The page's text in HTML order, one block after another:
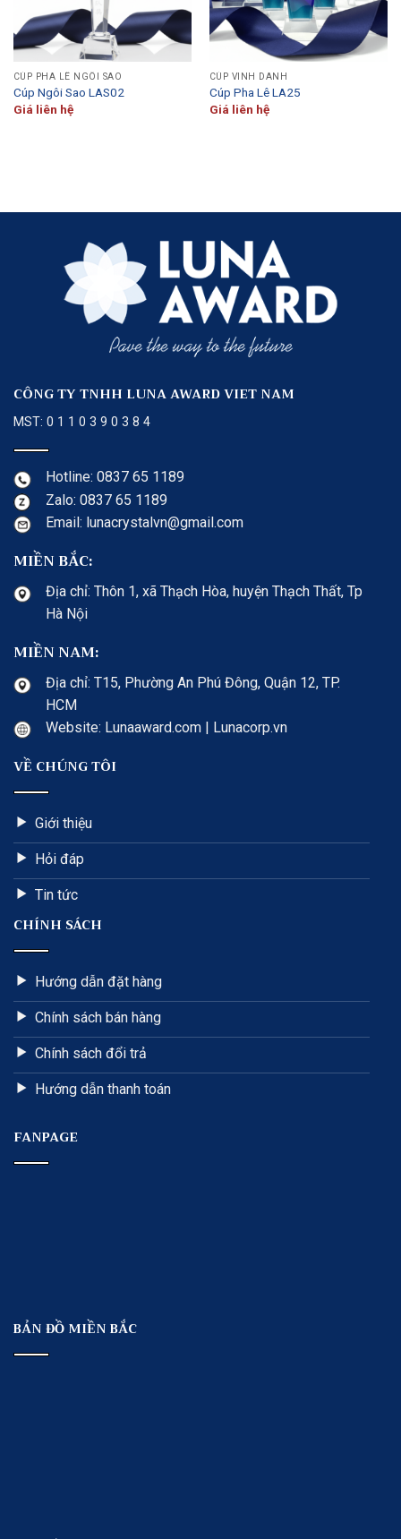
CÚP PHA LÊ NGÔI SAO
Cúp Ngôi Sao LAS02
Giá liên hệ
CÚP VINH DANH
Cúp Pha Lê LA25
Giá liên hệ
CÔNG TY TNHH LUNA AWARD VIET NAM
MST: 0 1 1 0 3 9 0 3 8 4
Hotline: 0837 65 1189
Zalo: 0837 65 1189
Email: lunacrystalvn@gmail.com
MIỀN BẮC:
Địa chỉ: Thôn 1, xã Thạch Hòa, huyện Thạch Thất, Tp
Hà Nội
MIỀN NAM:
Địa chỉ: T15, Phường An Phú Đông, Quận 12, TP.
HCM
Website: Lunaaward.com | Lunacorp.vn
VỀ CHÚNG TÔI
Giới thiệu
Hỏi đáp
Tin tức
CHÍNH SÁCH
Hướng dẫn đặt hàng
Chính sách bán hàng
Chính sách đổi trả
Hướng dẫn thanh toán
FANPAGE
BẢN ĐỒ MIỀN BẮC